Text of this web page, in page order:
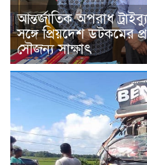
আন্তর্জাতিক অপরাধ
সঙ্গে প্রিয়দেশ ডটকমের
সৌজন্য সাক্ষাৎ